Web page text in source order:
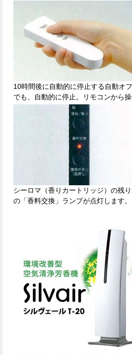
10時間後に自動的に停止する自動オ
でも、自動的に停止。リモコンから操
シーロマ（香りカートリッジ）の残
の「香料交換」ランプが点灯します。